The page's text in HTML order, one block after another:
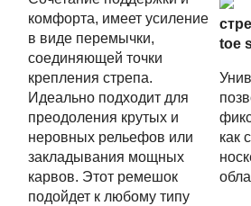
комфорта, имеет усиление
в виде перемычки,
соединяющей точки
крепления стрепа.
Идеально подходит для
преодоления крутых и
неровных рельефов или
закладывания мощных
карвов. Этот ремешок
подойдет к любому типу
toe
как